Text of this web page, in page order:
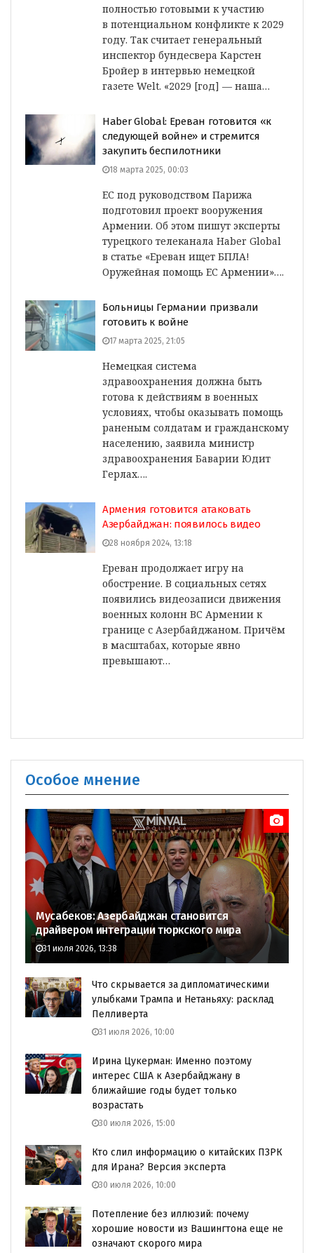
полностью готовыми к участию
в потенциальном конфликте к 2029
году. Так считает генеральный
инспектор бундесвера Карстен
Бройер в интервью немецкой
газете Welt. «2029 [год] — наша…
Haber Global: Ереван готовится «к
следующей войне» и стремится
закупить беспилотники
18 марта 2025, 00:03
ЕС под руководством Парижа
подготовил проект вооружения
Армении. Об этом пишут эксперты
турецкого телеканала Haber Global
в статье «Ереван ищет БПЛА!
Оружейная помощь ЕС Армении»….
Больницы Германии призвали
готовить к войне
17 марта 2025, 21:05
Немецкая система
здравоохранения должна быть
готова к действиям в военных
условиях, чтобы оказывать помощь
раненым солдатам и гражданскому
населению, заявила министр
здравоохранения Баварии Юдит
Герлах….
Армения готовится атаковать
Азербайджан: появилось видео
28 ноября 2024, 13:18
Ереван продолжает игру на
обострение. В социальных сетях
появились видеозаписи движения
военных колонн ВС Армении к
границе с Азербайджаном. Причём
в масштабах, которые явно
превышают…
Особое мнение
Мусабеков: Азербайджан становится
драйвером интеграции тюркского мира
31 июля 2026, 13:38
Что скрывается за дипломатическими
улыбками Трампа и Нетаньяху: расклад
Пелливерта
31 июля 2026, 10:00
Ирина Цукерман: Именно поэтому
интерес США к Азербайджану в
ближайшие годы будет только
возрастать
30 июля 2026, 15:00
Кто слил информацию о китайских ПЗРК
для Ирана? Версия эксперта
30 июля 2026, 10:00
Потепление без иллюзий: почему
хорошие новости из Вашингтона еще не
означают скорого мира